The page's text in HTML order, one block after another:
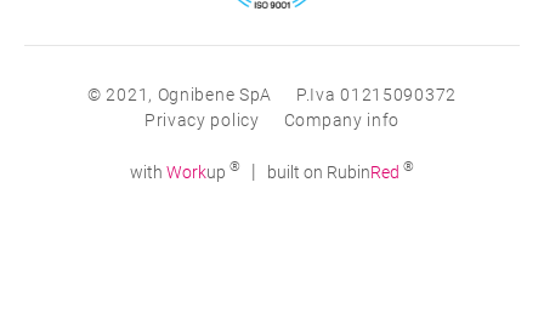
© 2021, Ognibene SpA
P.Iva 01215090372
Privacy policy
Company info
with Workup ® | built on RubinRed ®